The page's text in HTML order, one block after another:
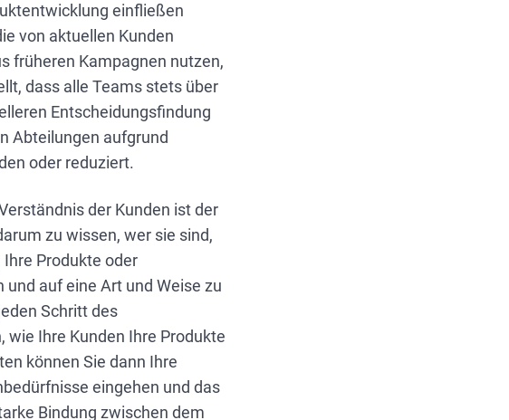
einfließen
von aktuellen Kunden
früheren Kampagnen nutzen,
dass alle Teams stets über
Entscheidungsfindung
Abteilungen aufgrund
oder reduziert.
der Kunden ist der
zu wissen, wer sie sind,
Produkte oder
auf eine Art und Weise zu
Schritt des
wie Ihre Kunden Ihre Produkte
können Sie dann Ihre
eingehen und das
Bindung zwischen dem